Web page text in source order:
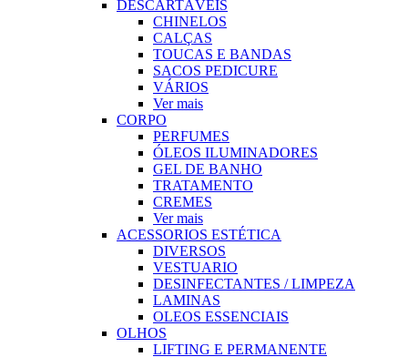
DESCARTÁVEIS
CHINELOS
CALÇAS
TOUCAS E BANDAS
SACOS PEDICURE
VÁRIOS
Ver mais
CORPO
PERFUMES
ÓLEOS ILUMINADORES
GEL DE BANHO
TRATAMENTO
CREMES
Ver mais
ACESSORIOS ESTÉTICA
DIVERSOS
VESTUARIO
DESINFECTANTES / LIMPEZA
LAMINAS
OLEOS ESSENCIAIS
OLHOS
LIFTING E PERMANENTE